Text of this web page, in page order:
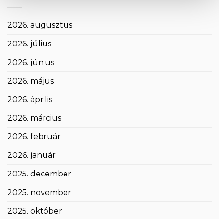
2026. augusztus
2026. július
2026. június
2026. május
2026. április
2026. március
2026. február
2026. január
2025. december
2025. november
2025. október